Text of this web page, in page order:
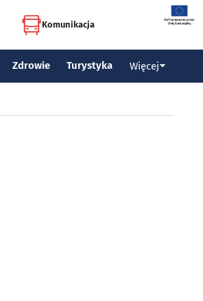
Komunikacja
Zdrowie Turystyka Więcej